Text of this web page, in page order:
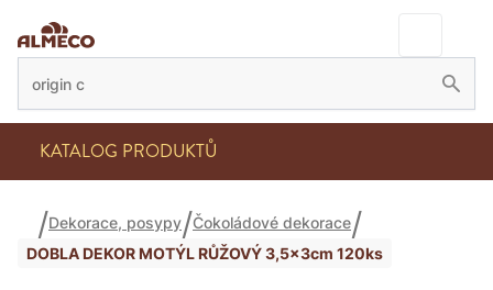
KATALOG PRODUKTŮ
Dekorace, posypy Čokoládové dekorace
DOBLA DEKOR MOTÝL RŮŽOVÝ 3,5x3cm 120ks